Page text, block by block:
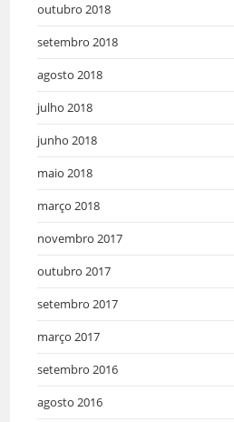
outubro 2018
setembro 2018
agosto 2018
julho 2018
junho 2018
maio 2018
março 2018
novembro 2017
outubro 2017
setembro 2017
março 2017
setembro 2016
agosto 2016